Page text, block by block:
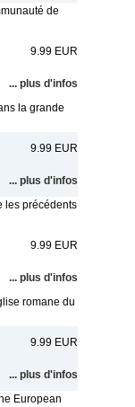
de
9.99 EUR
... plus d'infos
la grande
9.99 EUR
... plus d'infos
les précédents
9.99 EUR
... plus d'infos
romane du
9.99 EUR
... plus d'infos
European